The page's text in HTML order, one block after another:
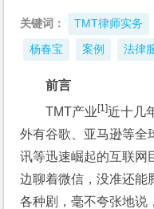
关键词： TMT律师实务
杨春宝 案例 法律
前言
TMT产业[1]近十几
外有谷歌、亚马逊等全
讯等迅速崛起的互联网
边聊着微信，没准还能
各种剧，毫不夸张地说